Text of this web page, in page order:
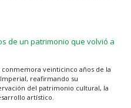
de un patrimonio que volvió a
conmemora veinticinco años de la
reafirmando su
del patrimonio cultural, la
artístico.